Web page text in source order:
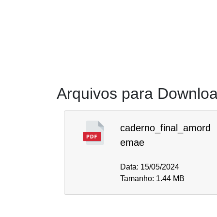
Arquivos para
caderno_final_amord
emae
Data: 15/05/2024
Tamanho: 1.44 MB